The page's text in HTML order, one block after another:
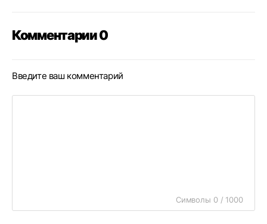
Комментарии 0
Введите ваш комментарий
Символы 0 / 1000